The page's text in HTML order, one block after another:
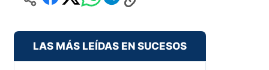
LAS MÁS LEÍDAS EN SUCESOS